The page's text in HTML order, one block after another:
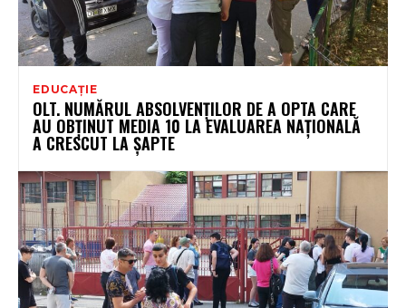
EDUCAȚIE
OLT. NUMĂRUL ABSOLVENȚILOR DE A OPTA CARE
AU OBȚINUT MEDIA 10 LA EVALUAREA NAȚIONALĂ
A CRESCUT LA ȘAPTE